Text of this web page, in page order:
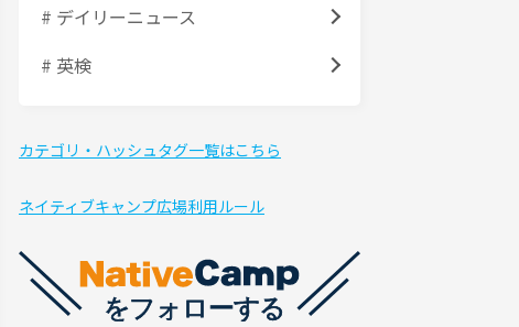
# デイリーニュース
# 英検
カテゴリ・ハッシュタグ一覧はこちら
ネイティブキャンプ広場利用ルール